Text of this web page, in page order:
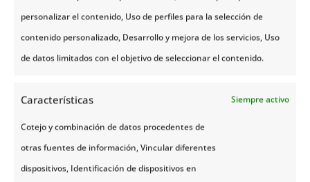
personalizar el contenido, Uso de perfiles para la selección de
contenido personalizado, Desarrollo y mejora de los servicios, Uso
de datos limitados con el objetivo de seleccionar el contenido.
Características Siempre activo
Cotejo y combinación de datos procedentes de
otras fuentes de información, Vincular diferentes
dispositivos, Identificación de dispositivos en